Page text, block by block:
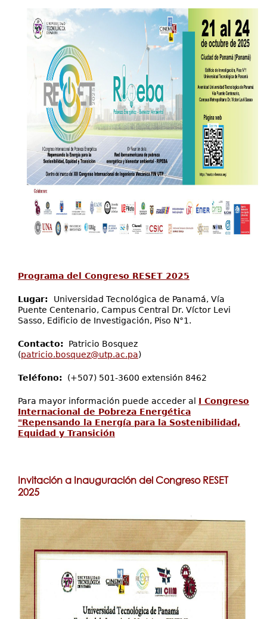
Programa del Congreso RESET 2025
Lugar:
Universidad Tecnológica de Panamá, Vía
Puente Centenario, Campus Central Dr. Víctor Levi
Sasso, Edificio de Investigación, Piso N°1.
Contacto:
Patricio Bosquez
(patricio.bosquez@utp.ac.pa)
Teléfono: (+507) 501-3600 extensión 8462
Para mayor información puede acceder al I Congreso
Internacional de Pobreza Energética
"Repensando la Energía para la Sostenibilidad,
Equidad y Transición
Invitación a Inauguración del Congreso RESET
2025